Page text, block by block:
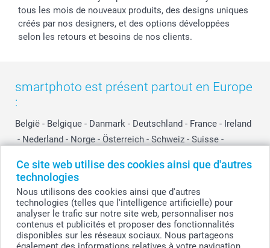
Ce site web utilise des cookies ainsi que d'autres
technologies
Nous utilisons des cookies ainsi que d'autres
technologies (telles que l'intelligence artificielle) pour
analyser le trafic sur notre site web, personnaliser nos
contenus et publicités et proposer des fonctionnalités
disponibles sur les réseaux sociaux. Nous partageons
tous les mois de nouveaux produits, des designs uniques
créés par nos designers, et des options développées
selon les retours et besoins de nos clients.
smartphoto est présent partout en Europe
:
België - Belgique - Danmark - Deutschland - France - Ireland
- Nederland - Norge - Österreich - Schweiz - Suisse -
Other Countries
Tous les prix sont en EURO (€), TVA incluse et hors frais de port.